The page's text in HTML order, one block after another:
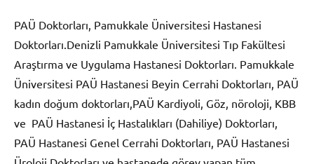
PAÜ Doktorları, Pamukkale Üniversitesi Hastanesi
Doktorları.Denizli Pamukkale Üniversitesi Tıp Fakültesi
Araştırma ve Uygulama Hastanesi Doktorları. Pamukkale
Üniversitesi PAÜ Hastanesi Beyin Cerrahi Doktorları, PAÜ
kadın doğum doktorları,PAÜ Kardiyoli, Göz, nöroloji, KBB
ve PAÜ Hastanesi İç Hastalıkları (Dahiliye) Doktorları,
PAÜ Hastanesi Genel Cerrahi Doktorları, PAÜ Hastanesi